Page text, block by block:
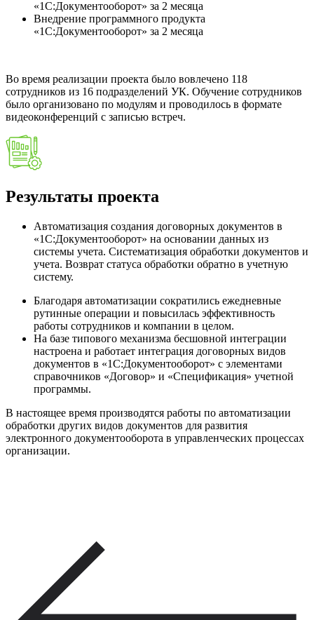
«1С:Документооборот» за 2 месяца
Внедрение программного продукта
«1С:Документооборот» за 2 месяца
Во время реализации проекта было вовлечено 118
сотрудников из 16 подразделений УК. Обучение сотрудников
было организовано по модулям и проводилось в формате
видеоконференций с записью встреч.
Результаты проекта
Автоматизация создания договорных документов в
«1С:Документооборот» на основании данных из
системы учета. Систематизация обработки документов и
учета. Возврат статуса обработки обратно в учетную
систему.
Благодаря автоматизации сократились ежедневные
рутинные операции и повысилась эффективность
работы сотрудников и компании в целом.
На базе типового механизма бесшовной интеграции
настроена и работает интеграция договорных видов
документов в «1С:Документооборот» с элементами
справочников «Договор» и «Спецификация» учетной
программы.
В настоящее время производятся работы по автоматизации
обработки других видов документов для развития
электронного документооборота в управленческих процессах
организации.